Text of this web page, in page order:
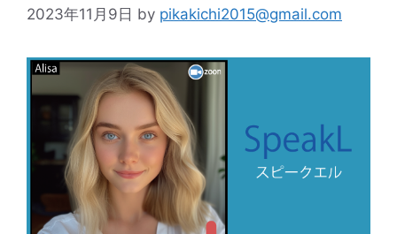
2023年11月9日 by pikakichi2015@gmail.com